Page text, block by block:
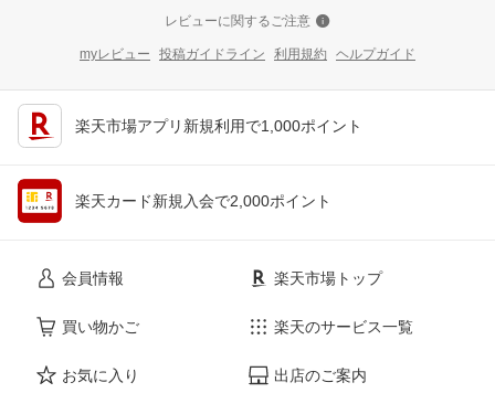
レビューに関するご注意
myレビュー 投稿ガイドライン 利用規約 ヘルプガイド
楽天市場アプリ新規利用で1,000ポイント
楽天カード新規入会で2,000ポイント
会員情報
買い物かご
お気に入り
楽天市場トップ
楽天のサービス一覧
出店のご案内